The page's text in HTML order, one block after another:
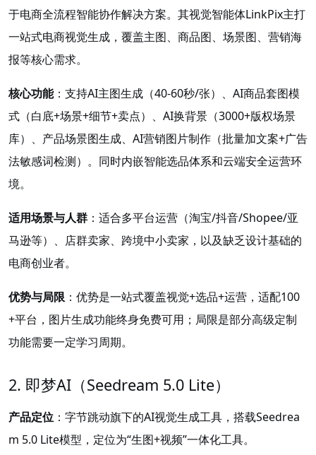
于电商全流程智能协作解决方案。其视觉智能体LinkPix主打
一站式电商视觉生成，覆盖主图、商品图、场景图、营销海
报等核心需求。
核心功能：支持AI主图生成（40-60秒/张）、AI商品套图模
式（白底+场景+细节+卖点）、AI换背景（3000+版权场景
库）、产品场景图生成、AI营销图片制作（批量加文案+广告
法敏感词检测）。同时内嵌智能选品体系和云端安全运营环
境。
适用场景与人群 ：适合多平台运营（淘宝/抖音/Shopee/亚
马逊等）、店群卖家、跨境中小卖家，以及缺乏设计基础的
电商创业者。
优势与局限 ：优势是一站式覆盖视觉+选品+运营，适配100
+平台，图片生成功能终身免费可用；局限是部分高级定制
功能需要一定学习周期。
2. 即梦AI（Seedream 5.0 Lite）
产品定位 ：字节跳动旗下的AI视觉生成工具，搭载Seedrea
m 5.0 Lite模型，定位为“生图+视频”一体化工具。